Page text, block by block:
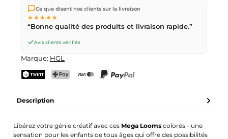
Nous expédions directement depuis notre entrepôt à Kriens,
en Suisse.Livraison gratuitedèsCHF 70
passées avant
livraison leprochain jour ouvrable par la Poste Suisse.
commande avantvendredi, 17h
Ce que disent nos clients sur la livraison
★★★★★
“Bonne qualité des produits et livraison rapide.”
Avis clients vérifiés
Marque: HGL
Description
Libérez votre génie créatif avec ces Mega Looms colorés - une
sensation pour les enfants de tous âges qui offre des possibilités